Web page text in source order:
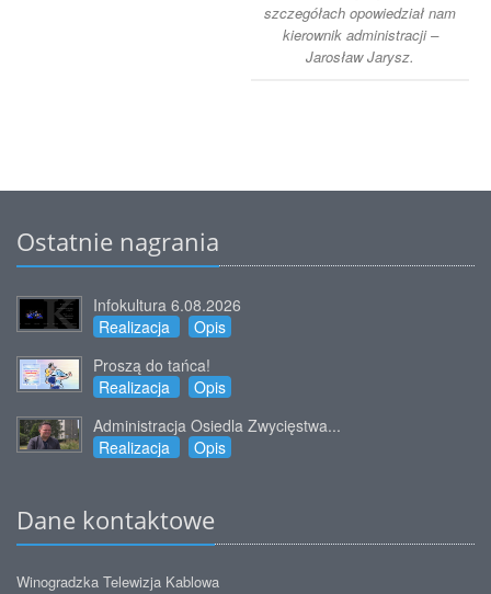
szczegółach opowiedział nam
kierownik administracji –
Jarosław Jarysz.
Ostatnie nagrania
Infokultura 6.08.2026
Realizacja
Opis
Proszą do tańca!
Realizacja
Opis
Administracja Osiedla Zwycięstwa...
Realizacja
Opis
Dane kontaktowe
Winogradzka Telewizja Kablowa